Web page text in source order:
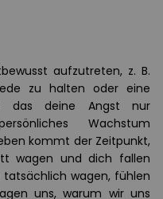
aufzutreten, z. B.
zu halten oder eine
das deine Angst nur
Wachstum
kommt der Zeitpunkt,
wagen und dich fallen
tatsächlich wagen, fühlen
uns, warum wir uns